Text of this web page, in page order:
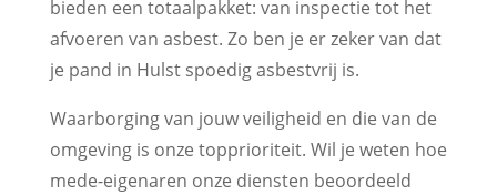
bieden een totaalpakket: van inspectie tot het
afvoeren van asbest. Zo ben je er zeker van dat
je pand in Hulst spoedig asbestvrij is.
Waarborging van jouw veiligheid en die van de
omgeving is onze topprioriteit. Wil je weten hoe
mede-eigenaren onze diensten beoordeeld